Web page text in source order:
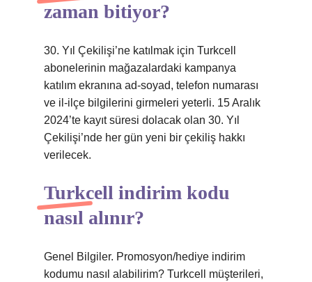
zaman bitiyor?
30. Yıl Çekilişi’ne katılmak için Turkcell
abonelerinin mağazalardaki kampanya
katılım ekranına ad-soyad, telefon numarası
ve il-ilçe bilgilerini girmeleri yeterli. 15 Aralık
2024’te kayıt süresi dolacak olan 30. Yıl
Çekilişi’nde her gün yeni bir çekiliş hakkı
verilecek.
Turkcell indirim kodu
nasıl alınır?
Genel Bilgiler. Promosyon/hediye indirim
kodumu nasıl alabilirim? Turkcell müşterileri,